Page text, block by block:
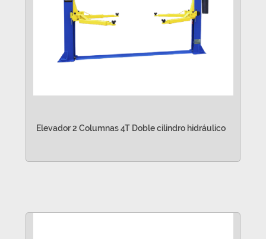
Elevador 2 Columnas 4T Doble cilindro hidráulico